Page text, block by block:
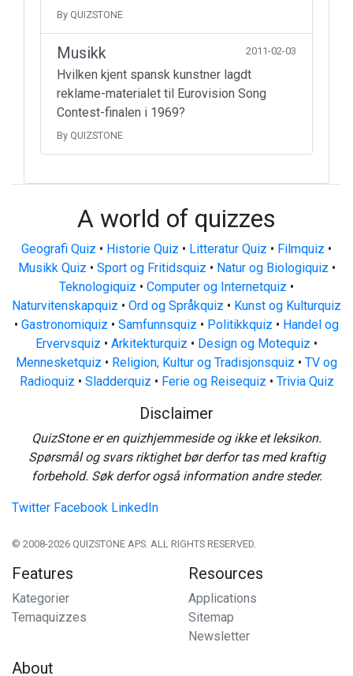
By QUIZSTONE
Musikk 2011-02-03
Hvilken kjent spansk kunstner lagdt
reklame-materialet til Eurovision Song
Contest-finalen i 1969?
By QUIZSTONE
A world of quizzes
Geografi Quiz • Historie Quiz • Litteratur Quiz • Filmquiz •
Musikk Quiz • Sport og Fritidsquiz • Natur og Biologiquiz •
Teknologiquiz • Computer og Internetquiz •
Naturvitenskapquiz • Ord og Språkquiz • Kunst og Kulturquiz
• Gastronomiquiz • Samfunnsquiz • Politikkquiz • Handel og
Ervervsquiz • Arkitekturquiz • Design og Motequiz •
Mennesketquiz • Religion, Kultur og Tradisjonsquiz • TV og
Radioquiz • Sladderquiz • Ferie og Reisequiz • Trivia Quiz
Disclaimer
QuizStone er en quizhjemmeside og ikke et leksikon.
Spørsmål og svars riktighet bør derfor tas med kraftig
forbehold. Søk derfor også information andre steder.
Twitter Facebook LinkedIn
© 2008-2026 QUIZSTONE APS. ALL RIGHTS RESERVED.
Features
Kategorier
Temaquizzes
Resources
Applications
Sitemap
Newsletter
About